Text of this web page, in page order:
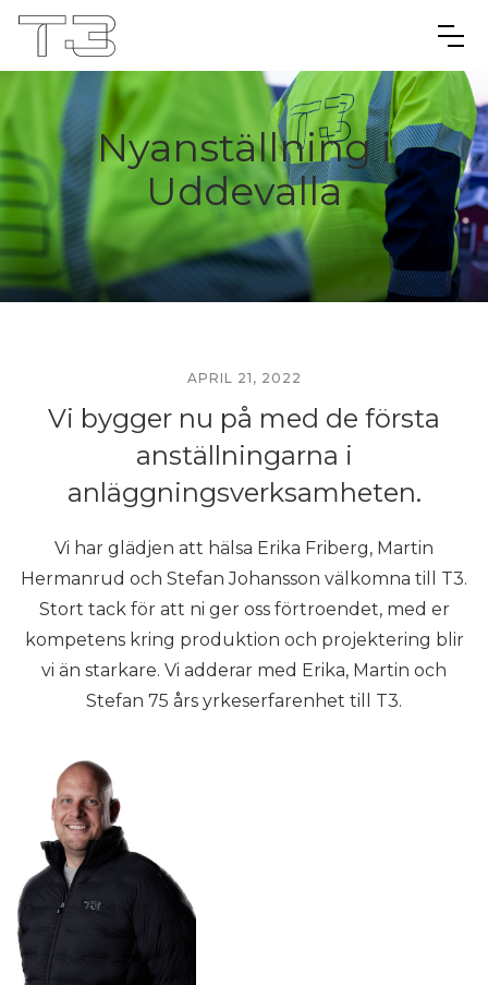
Nyanställning i
Uddevalla
APRIL 21, 2022
Vi bygger nu på med de första
anställningarna i
anläggningsverksamheten.
Vi har glädjen att hälsa Erika Friberg, Martin
Hermanrud och Stefan Johansson välkomna till T3.
Stort tack för att ni ger oss förtroendet, med er
kompetens kring produktion och projektering blir
vi än starkare. Vi adderar med Erika, Martin och
Stefan 75 års yrkeserfarenhet till T3.